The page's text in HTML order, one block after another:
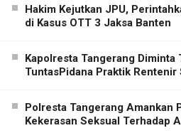
Hakim Kejutkan JPU,
di Kasus OTT 3 Jaksa Banten
Kapolresta Tangerang Diminta
TuntasPidana Praktik Rentenir
Polresta Tangerang Amankan
Kekerasan Seksual Terhadap